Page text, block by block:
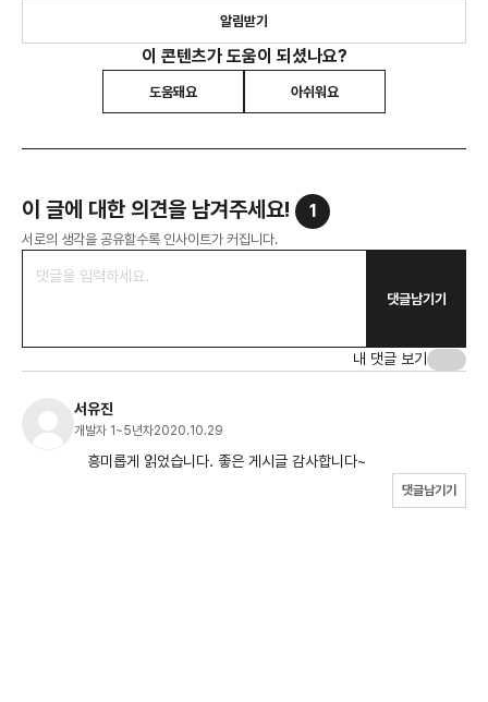
알림받기
이 콘텐츠가 도움이 되셨나요?
도움돼요 아쉬워요
이 글에 대한 의견을 남겨주세요! 1
서로의 생각을 공유할수록 인사이트가 커집니다.
댓글남기기
내 댓글 보기
서유진
개발자 1~5년차2020.10.29
흥미롭게 읽었습니다. 좋은 게시글 감사합니다~
댓글남기기